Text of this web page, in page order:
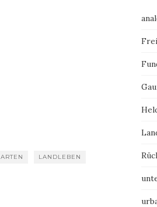
LANDLEBEN